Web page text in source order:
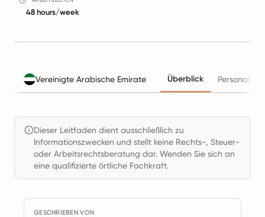
48 hours/week
Vereinigte Arabische Emirate Überblick
Dieser Leitfaden dient ausschließlich zu
Informationszwecken und stellt keine Rechts-, Steuer-
oder Arbeitsrechtsberatung dar. Wenden Sie sich an
eine qualifizierte örtliche Fachkraft.
GESCHRIEBEN VON